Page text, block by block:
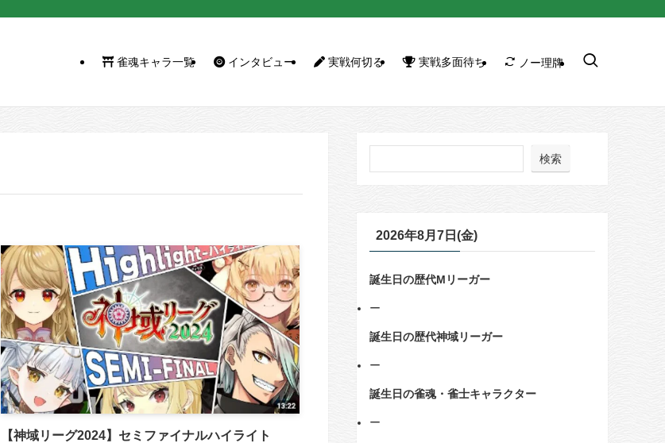
雀魂キャラ一覧 インタビュー 実戦何切る 実戦多面待ち ノー理牌
【神域リーグ2024】セミファイナルハイライト
検索
2026年8月7日(金)
誕生日の歴代Mリーガー
ー
誕生日の歴代神域リーガー
ー
誕生日の雀魂・雀士キャラクター
ー